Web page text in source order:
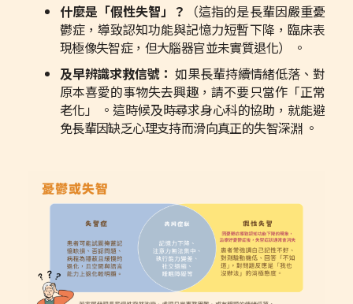
什麼是「假性失智」？
（這指的是長輩因嚴重憂
鬱症，導致認知功能與記憶力短暫下降，臨床表
現極像失智症，但大腦器官並未實質退化） 。
及早辨識求救信號： 如果長輩持續情緒低落、對
原本喜愛的事物失去興趣，請不要只當作「正常
老化」 。這時候及時尋求身心科的協助，就能避
免長輩因缺乏心理支持而滑向真正的失智深淵 。